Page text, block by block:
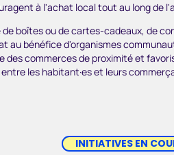
à l'achat local tout au long de
boîtes ou de cartes-cadeaux, de
au bénéfice d'organismes
des commerces de proximitéet
entre les habitant·es et leurs
INITIATIVES EN